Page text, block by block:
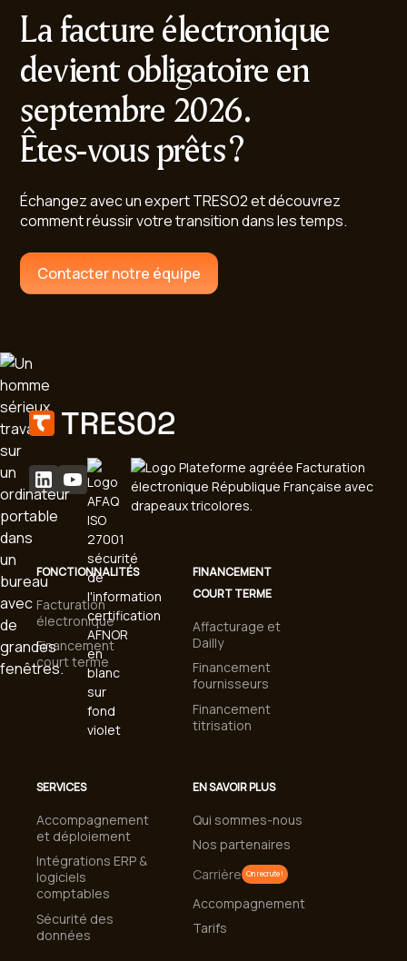
La facture électronique
devient obligatoire en
septembre 2026.
Êtes-vous prêts ?
Échangez avec un expert TRESO2 et découvrez
comment réussir votre transition dans les temps.
Contacter notre équipe
FONCTIONNALITÉS
Facturation
électronique
Financement
court terme
SERVICES
Accompagnement
et déploiement
Intégrations ERP &
logiciels
comptables
Sécurité des
données
FINANCEMENT
COURT TERME
Affacturage et
Dailly
Financement
fournisseurs
Financement
titrisation
EN SAVOIR PLUS
Qui sommes-nous
Nos partenaires
Carrière On recrute !
Accompagnement
Tarifs